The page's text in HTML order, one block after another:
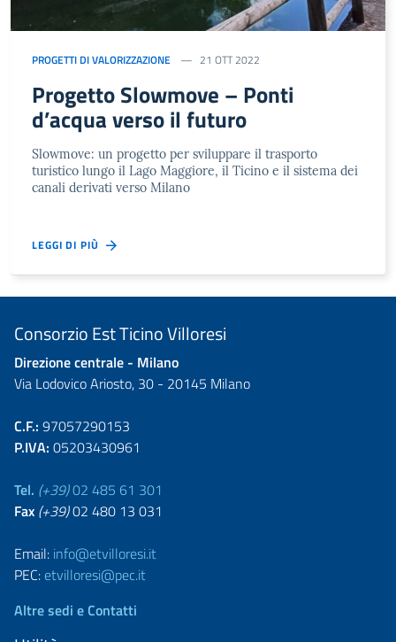
PROGETTI DI VALORIZZAZIONE 21 OTT 2022
Progetto Slowmove – Ponti
d’acqua verso il futuro
Slowmove: un progetto per sviluppare il trasporto
turistico lungo il Lago Maggiore, il Ticino e il sistema dei
canali derivati verso Milano
LEGGI DI PIÙ
Consorzio Est Ticino Villoresi
Direzione centrale - Milano
Via Lodovico Ariosto, 30 - 20145 Milano
C.F.: 97057290153
P.IVA: 05203430961
Tel. (+39)02 485 61 301
Fax (+39)02 480 13 031
Email: info@etvilloresi.it
PEC: etvilloresi@pec.it
Altre sedi e Contatti